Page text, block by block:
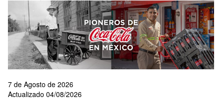
contenido
principal
7 de Agosto de 2026
Actualizado 04/08/2026